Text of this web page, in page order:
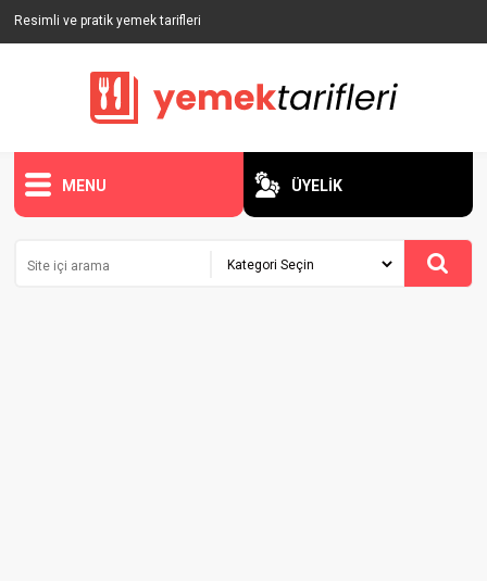
Resimli ve pratik yemek tarifleri
MENU ÜYELİK